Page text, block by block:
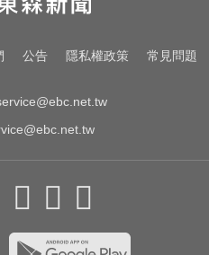
日揭幕
最新暴風圈侵襲
公告 隱私權政策 常見問題